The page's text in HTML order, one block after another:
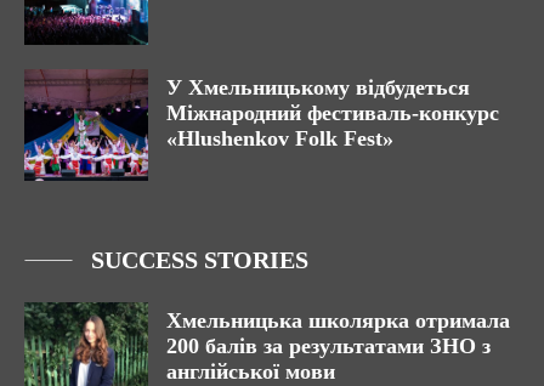
У Хмельницькому відбудеться
Міжнародний фестиваль-конкурс
«Hlushenkov Folk Fest»
SUCCESS STORIES
Хмельницька школярка отримала
200 балів за результатами ЗНО з
англійської мови